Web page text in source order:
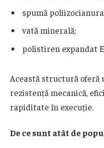
spumă
vată minerală;
polistiren expandat
Această structură
rezistență mecanică,
rapiditate în execuție.
De ce sunt atât de